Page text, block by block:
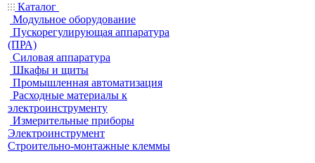
Каталог
Модульное оборудование
Пускорегулирующая аппаратура
(ПРА)
Силовая аппаратура
Шкафы и щиты
Промышленная автоматизация
Расходные материалы к
электроинструменту
Измерительные приборы
Электроинструмент
Строительно-монтажные клеммы